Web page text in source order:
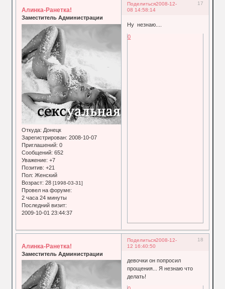
Поделиться 17
2008-12-
08 14:58:14
Алинка-Ранетка!
Заместитель Администрации
Откуда: Донецк
Зарегистрирован: 2008-10-07
Приглашений: 0
Сообщений: 652
Уважение: +7
Позитив: +21
Пол: Женский
Возраст: 28[1998-03-31]
Провел на форуме:
2 часа 24 минуты
Последний визит:
2009-10-01 23:44:37
Ну незнаю....
0
Поделиться 18
2008-12-
12 16:40:50
Алинка-Ранетка!
Заместитель Администрации
девочки он попросил
прощения... Я незнаю что
делать!